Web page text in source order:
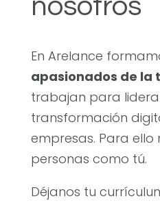
nosotros
En Arelance
apasionados de la
trabajan para
transformación
empresas. Para ello
personas como tú.
Déjanos tu